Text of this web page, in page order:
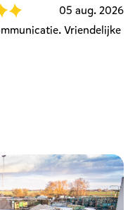
05 aug. 2026
Vriendelijke